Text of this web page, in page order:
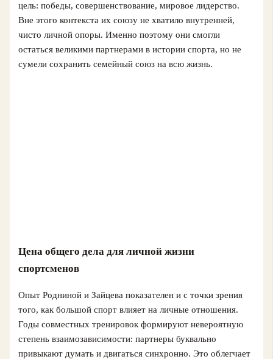
цель: победы, совершенствование, мировое лидерство.
Вне этого контекста их союзу не хватило внутренней,
чисто личной опоры. Именно поэтому они смогли
остаться великими партнерами в истории спорта, но не
сумели сохранить семейный союз на всю жизнь.
Цена общего дела для личной жизни
спортсменов
Опыт Родниной и Зайцева показателен и с точки зрения
того, как большой спорт влияет на личные отношения.
Годы совместных тренировок формируют невероятную
степень взаимозависимости: партнеры буквально
привыкают думать и двигаться синхронно. Это облегчает